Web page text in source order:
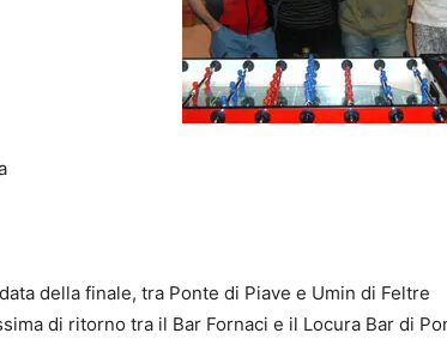
della finale, tra Ponte di Piave e Umin di Feltre
di ritorno tra il Bar Fornaci e il Locura Bar di